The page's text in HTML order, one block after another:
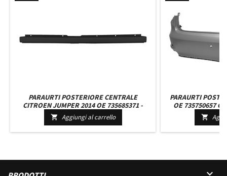
PARAURTI POSTERIORE CENTRALE
CITROEN JUMPER 2014 OE 735685371 -
1637184780 NERO CON 4 TRACCE SENSORI
 Aggiungi al carrello
PARAURTI
OE 735750657
SENSORI
